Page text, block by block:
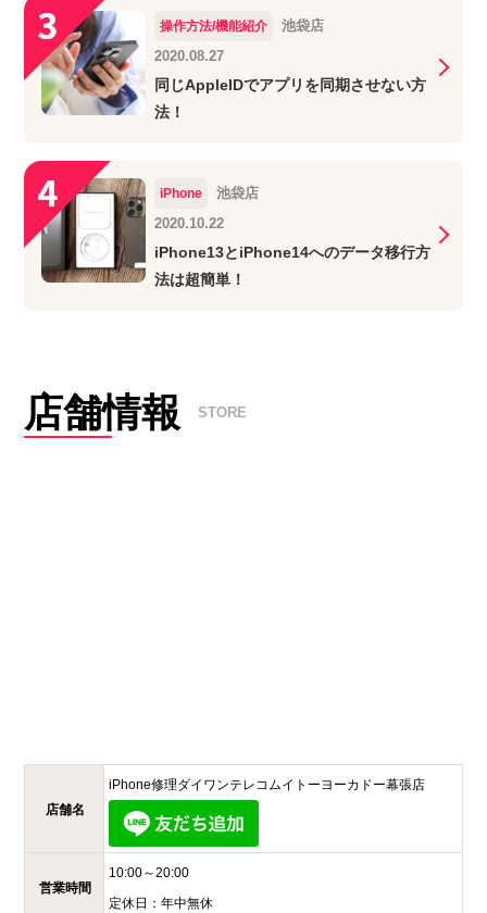
操作方法/機能紹介
池袋店
2020.08.27
同じAppleIDでアプリを同期させない方
法！
iPhone
池袋店
2020.10.22
iPhone13とiPhone14へのデータ移行方
法は超簡単！
店舗情報 STORE
店舗名
iPhone修理ダイワンテレコムイトーヨーカドー幕張店
営業時間
10:00～20:00
定休日： 年中無休